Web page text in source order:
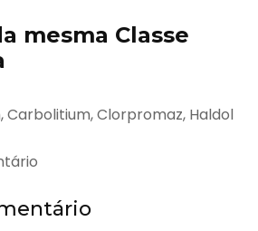
mesma Classe
Carbolitium, Clorpromaz, Haldol